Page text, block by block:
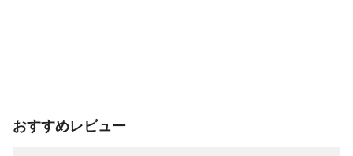
おすすめレビュー